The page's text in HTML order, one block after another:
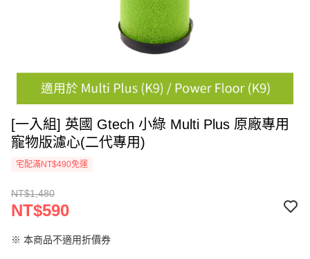
[一入組] 英國 Gtech 小綠 Multi Plus 原廠專用
寵物版濾心(二代專用)
宅配滿NT$490免運
NT$1,480
NT$590
※ 本商品不適用折價券